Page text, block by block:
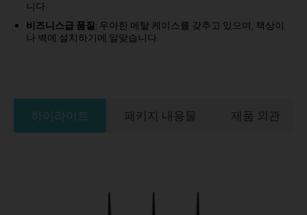
니다.
비즈니스급 품질: 우아한 메탈 케이스를 갖추고 있으며, 책상이
나 벽에 설치하기에 알맞습니다.
하이라이트 패키지 내용물 제품 외관